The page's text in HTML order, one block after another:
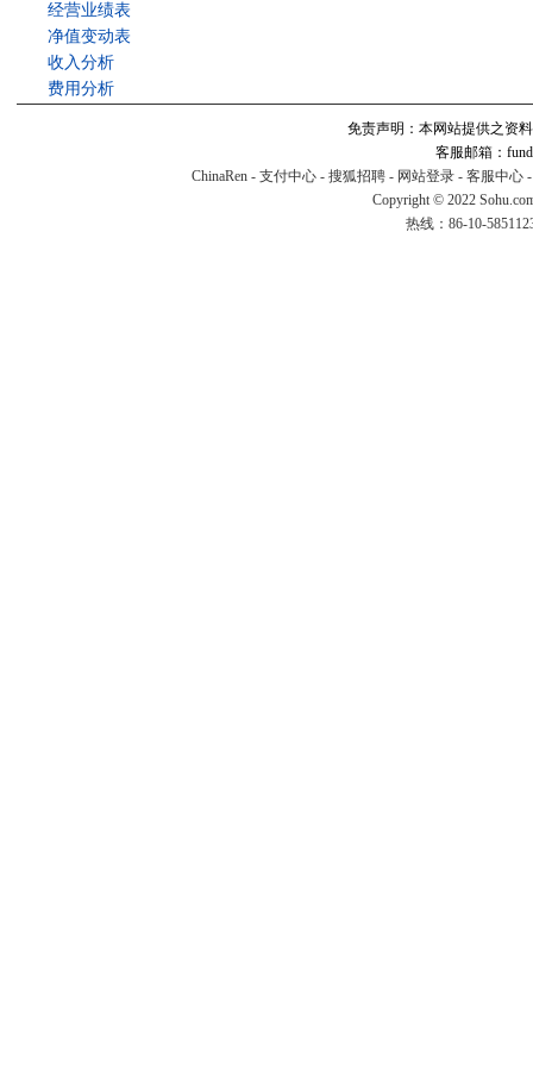
经营业绩表
净值变动表
收入分析
费用分析
免责声明：本网站提供之资
客服邮箱：
ChinaRen - 支付中心 - 搜狐招聘 - 网站登录 - 客服中心
Copyright © 2022
热线：86-10-